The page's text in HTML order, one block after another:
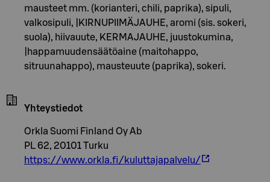
mausteet mm. (korianteri, chili, paprika), sipuli,
valkosipuli, |KIRNUPIIMÄJAUHE, aromi (sis. sokeri,
suola), hiivauute, KERMAJAUHE, juustokumina,
|happamuudensäätöaine (maitohappo,
sitruunahappo), mausteuute (paprika), sokeri.
Yhteystiedot
Orkla Suomi Finland Oy Ab
PL 62, 20101 Turku
https://www.orkla.fi/kuluttajapalvelu/